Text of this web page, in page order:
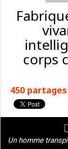
corps
450 partages
Un homme